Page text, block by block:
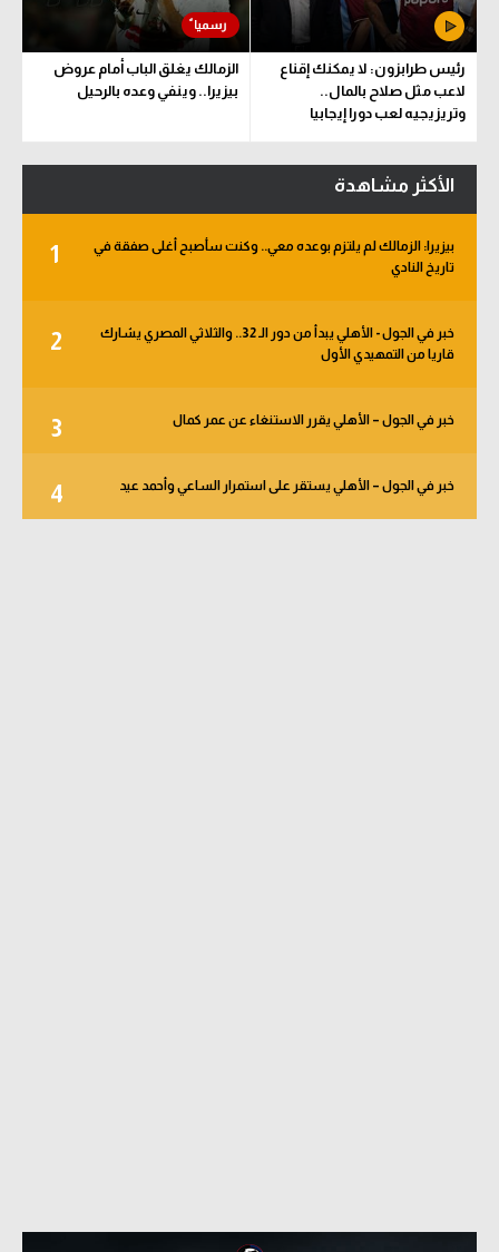
رئيس طرابزون: لا يمكنك إقناع
لاعب مثل صلاح بالمال..
وتريزيجيه لعب دورا إيجابيا
الزمالك يغلق الباب أمام عروض
بيزيرا.. وينفي وعده بالرحيل
الأكثر مشاهدة
1
بيزيرا: الزمالك لم يلتزم بوعده معي.. وكنت سأصبح أغلى صفقة في
تاريخ النادي
2
خبر في الجول - الأهلي يبدأ من دور الـ 32.. والثلاثي المصري يشارك
قاريا من التمهيدي الأول
3 خبر في الجول – الأهلي يقرر الاستنغاء عن عمر كمال
4 خبر في الجول – الأهلي يستقر على استمرار الساعي وأحمد عيد